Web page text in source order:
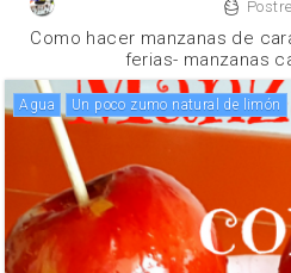
Como hacer manzanas de
ferias- manzanas
agua un poco zumo natural de limón